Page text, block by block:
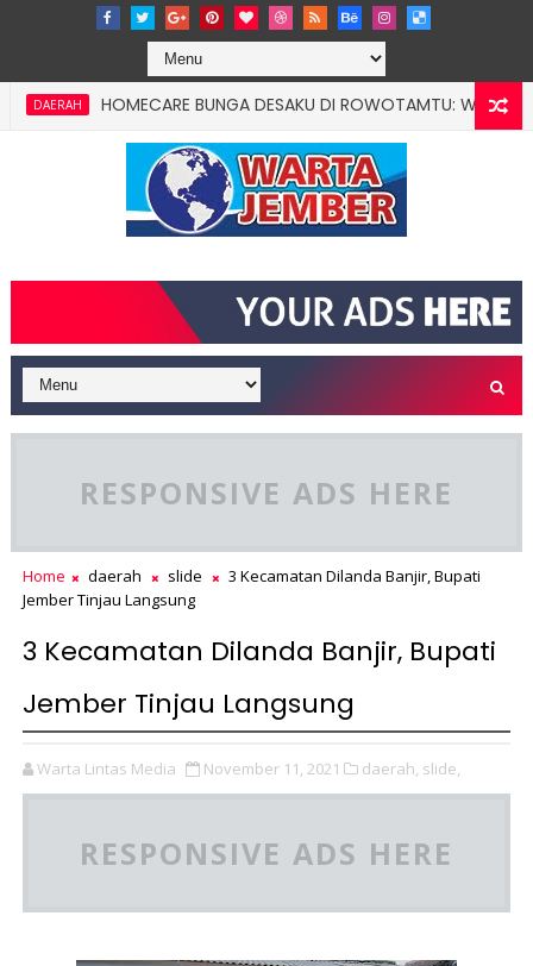
HOMECARE BUNGA DESAKU DI ROWOTAMTU: WARGAMISKIN
RESPONSIVE ADS HERE
Home daerah slide
3 Kecamatan Dilanda Banjir, Bupati
Jember Tinjau Langsung
3 Kecamatan Dilanda Banjir, Bupati
Jember Tinjau Langsung
Warta Lintas Media November 11, 2021 daerah, slide,
RESPONSIVE ADS HERE